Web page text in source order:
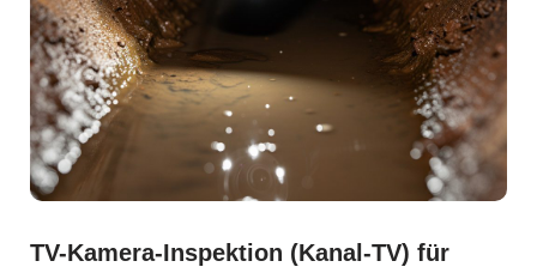
TV-Kamera-Inspektion (Kanal-TV) für